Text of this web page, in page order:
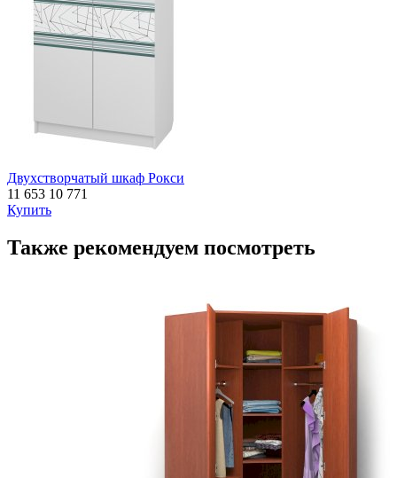
Двухстворчатый шкаф Рокси
11 653 10 771
Купить
Также рекомендуем посмотреть